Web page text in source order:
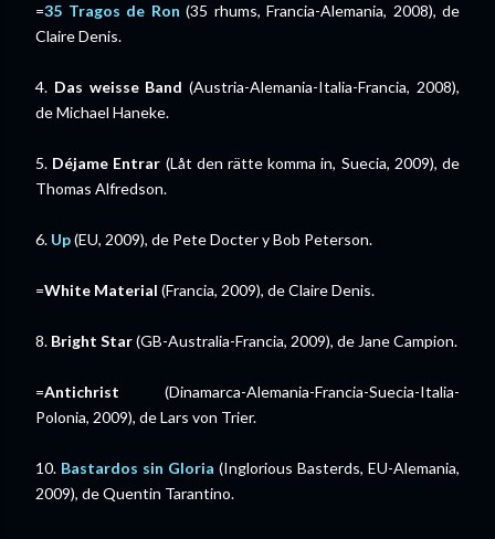
=35 Tragos de Ron (35 rhums, Francia-Alemania, 2008), de
Claire Denis.
4. Das weisse Band (Austria-Alemania-Italia-Francia, 2008),
de Michael Haneke.
5. Déjame Entrar (Låt den rätte komma in, Suecia, 2009), de
Thomas Alfredson.
6. Up(EU, 2009), de Pete Docter y Bob Peterson.
=White Material (Francia, 2009), de Claire Denis.
8. Bright Star(GB-Australia-Francia, 2009), de Jane Campion.
=Antichrist (Dinamarca-Alemania-Francia-Suecia-Italia-
Polonia, 2009), de Lars von Trier.
10. Bastardos sin Gloria (Inglorious Basterds, EU-Alemania,
2009), de Quentin Tarantino.